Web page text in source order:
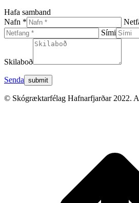
Hafa samband
Nafn *
Sími
Skilaboð
Senda
© Skógræktarfélag Hafnarfjarðar 2022.